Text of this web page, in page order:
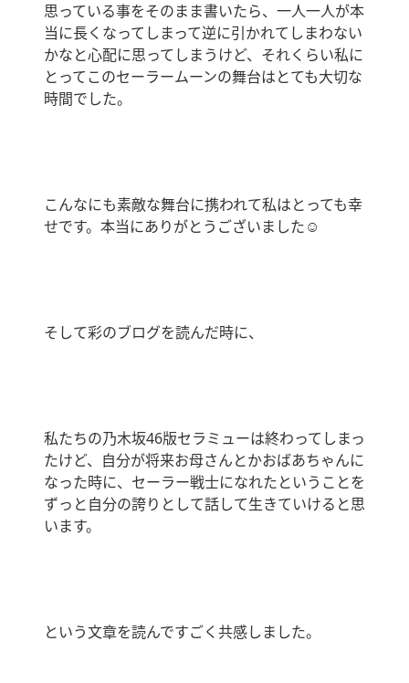
思っている事をそのまま書いたら、一人一人が本
当に長くなってしまって逆に引かれてしまわない
かなと心配に思ってしまうけど、それくらい私に
とってこのセーラームーンの舞台はとても大切な
時間でした。
こんなにも素敵な舞台に携われて私はとっても幸
せです。本当にありがとうございました☺️
そして彩のブログを読んだ時に、
私たちの乃木坂46版セラミューは終わってしまっ
たけど、自分が将来お母さんとかおばあちゃんに
なった時に、セーラー戦士になれたということを
ずっと自分の誇りとして話して生きていけると思
います。
という文章を読んですごく共感しました。